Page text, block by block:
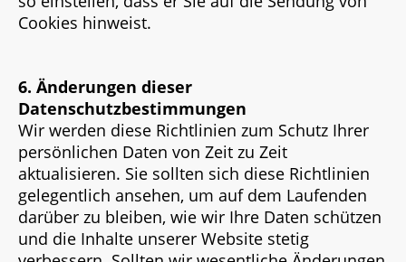
Cookies hinweist.
6. Änderungen dieser
Datenschutzbestimmungen
Wir werden diese Richtlinien zum Schutz Ihrer
persönlichen Daten von Zeit zu Zeit
aktualisieren. Sie sollten sich diese Richtlinien
gelegentlich ansehen, um auf dem Laufenden
darüber zu bleiben, wie wir Ihre Daten schützen
und die Inhalte unserer Website stetig